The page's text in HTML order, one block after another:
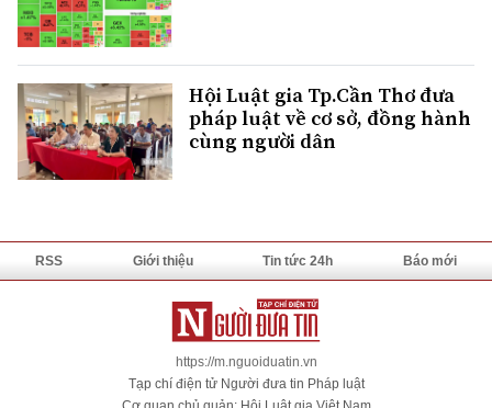
Hội Luật gia Tp.Cần Thơ đưa
pháp luật về cơ sở, đồng hành
cùng người dân
RSS Giới thiệu Tin tức 24h Báo mới
https://m.nguoiduatin.vn
Tạp chí điện tử Người đưa tin Pháp luật